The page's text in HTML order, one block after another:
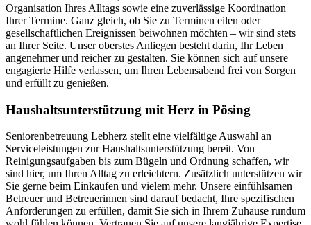
Organisation Ihres Alltags sowie eine zuverlässige Koordination
Ihrer Termine. Ganz gleich, ob Sie zu Terminen eilen oder
gesellschaftlichen Ereignissen beiwohnen möchten – wir sind stets
an Ihrer Seite. Unser oberstes Anliegen besteht darin, Ihr Leben
angenehmer und reicher zu gestalten. Sie können sich auf unsere
engagierte Hilfe verlassen, um Ihren Lebensabend frei von Sorgen
und erfüllt zu genießen.
Haushalts­unterstützung mit Herz in Pösing
Seniorenbetreuung Lebherz stellt eine vielfältige Auswahl an
Serviceleistungen zur Haushaltsunterstützung bereit. Von
Reinigungsaufgaben bis zum Bügeln und Ordnung schaffen, wir
sind hier, um Ihren Alltag zu erleichtern. Zusätzlich unterstützen wir
Sie gerne beim Einkaufen und vielem mehr. Unsere einfühlsamen
Betreuer und Betreuerinnen sind darauf bedacht, Ihre spezifischen
Anforderungen zu erfüllen, damit Sie sich in Ihrem Zuhause rundum